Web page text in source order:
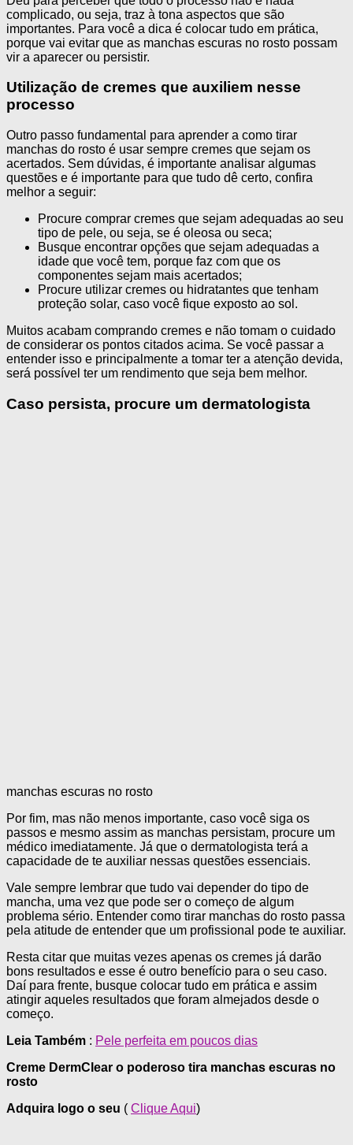
complicado, ou seja, traz à tona aspectos que são
importantes. Para você a dica é colocar tudo em prática,
porque vai evitar que as manchas escuras no rosto possam
vir a aparecer ou persistir.
Utilização de cremes que auxiliem nesse
processo
Outro passo fundamental para aprender a como tirar
manchas do rosto é usar sempre cremes que sejam os
acertados. Sem dúvidas, é importante analisar algumas
questões e é importante para que tudo dê certo, confira
melhor a seguir:
Procure comprar cremes que sejam adequadas ao seu
tipo de pele, ou seja, se é oleosa ou seca;
Busque encontrar opções que sejam adequadas a
idade que você tem, porque faz com que os
componentes sejam mais acertados;
Procure utilizar cremes ou hidratantes que tenham
proteção solar, caso você fique exposto ao sol.
Muitos acabam comprando cremes e não tomam o cuidado
de considerar os pontos citados acima. Se você passar a
entender isso e principalmente a tomar ter a atenção devida,
será possível ter um rendimento que seja bem melhor.
Caso persista, procure um dermatologista
manchas escuras no rosto
Por fim, mas não menos importante, caso você siga os
passos e mesmo assim as manchas persistam, procure um
médico imediatamente. Já que o dermatologista terá a
capacidade de te auxiliar nessas questões essenciais.
Vale sempre lembrar que tudo vai depender do tipo de
mancha, uma vez que pode ser o começo de algum
problema sério. Entender como tirar manchas do rosto passa
pela atitude de entender que um profissional pode te auxiliar.
Resta citar que muitas vezes apenas os cremes já darão
bons resultados e esse é outro benefício para o seu caso.
Daí para frente, busque colocar tudo em prática e assim
atingir aqueles resultados que foram almejados desde o
começo.
Leia Também : Pele perfeita em poucos dias
Creme DermClear o poderoso tira manchas escuras no
rosto
Adquira logo o seu ( Clique Aqui)